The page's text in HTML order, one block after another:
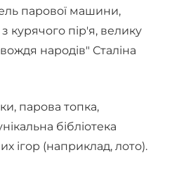
парової машини,
курячого пір'я, велику
народів" Сталіна
парова топка,
бібліотека
ігор (наприклад, лото).